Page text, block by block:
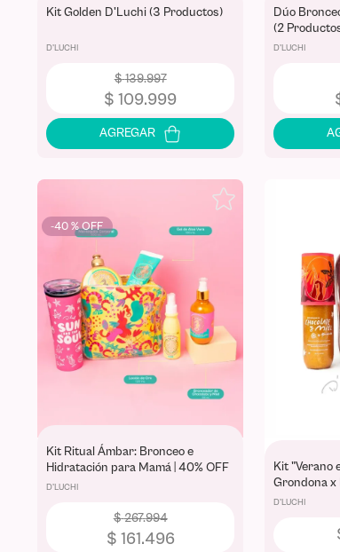
Kit Golden D'Luchi (3 Productos)
D'LUCHI
$ 139.997
$ 109.999
Dúo
(2
D'LUCHI
-40 %
Kit Ritual Ámbar: Bronceo e
Hidratación para Mamá | 40% OFF
D'LUCHI
$ 267.994
$ 161 .496
Kit "Verano
Grondona
D'LUCHI